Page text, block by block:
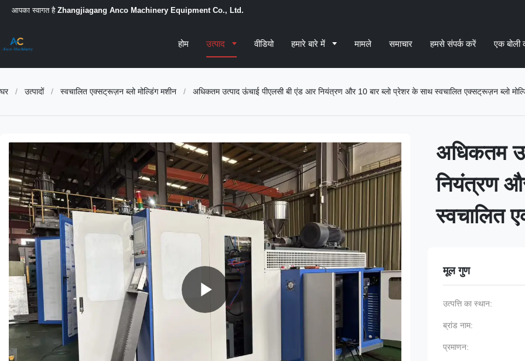
आपका स्वागत है Zhangjiagang Anco Machinery Equipment Co., Ltd.
होम उत्पाद वीडियो हमारे बारे में मामले समाचार हमसे संपर्क करें एक बोली
घर / उत्पादों / स्वचालित एक्सट्रूज़न ब्लो मोल्डिंग मशीन / अधिकतम उत्पाद ऊंचाई पीएलसी बी एंड आर नियंत्रण और 10 बार ब्लो प्रेशर के साथ स्वचालित एक्सट्रूज़न ब्लो
अधिकतम
नियंत्रण
स्वचालित
मूल गुण
उत्पत्ति का स्थान:
ब्रांड नाम:
प्रमाणन: